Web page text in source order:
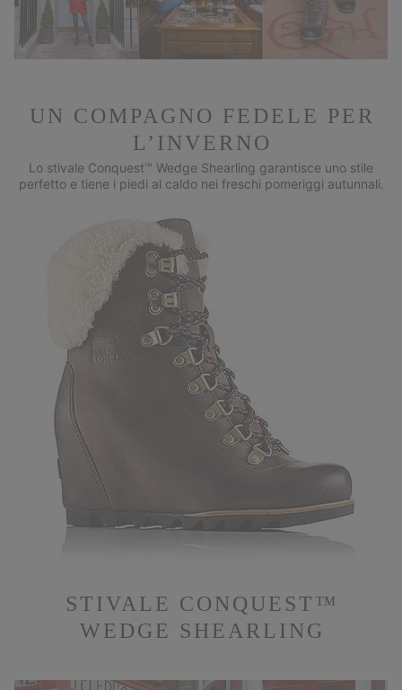
UN COMPAGNO FEDELE PER
L’INVERNO
Lo stivale Conquest™ Wedge Shearling garantisce uno stile
perfetto e tiene i piedi al caldo nei freschi pomeriggi autunnali.
STIVALE CONQUEST™
WEDGE SHEARLING